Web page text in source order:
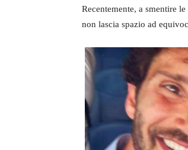
Recentemente, a smentire
non lascia spazio ad